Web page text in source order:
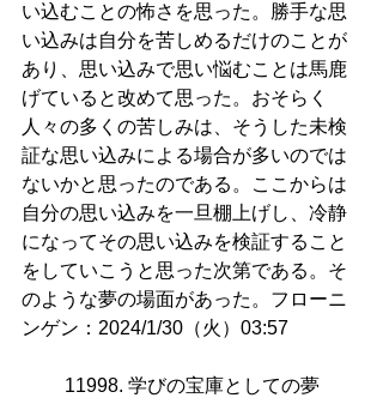
い込むことの怖さを思った。勝手な思
い込みは自分を苦しめるだけのことが
あり、思い込みで思い悩むことは馬鹿
げていると改めて思った。おそらく
人々の多くの苦しみは、そうした未検
証な思い込みによる場合が多いのでは
ないかと思ったのである。ここからは
自分の思い込みを一旦棚上げし、冷静
になってその思い込みを検証すること
をしていこうと思った次第である。そ
のような夢の場面があった。フローニ
ンゲン：2024/1/30（火）03:57
11998. 学びの宝庫としての夢